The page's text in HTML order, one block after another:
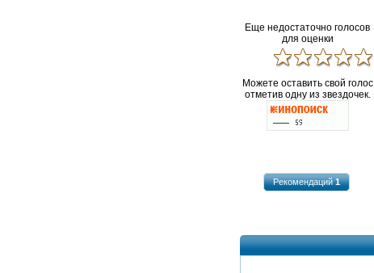
Еще недостаточно голосов
для оценки
Можете оставить свой голос
отметив одну из звездочек.
Рекомендаций1